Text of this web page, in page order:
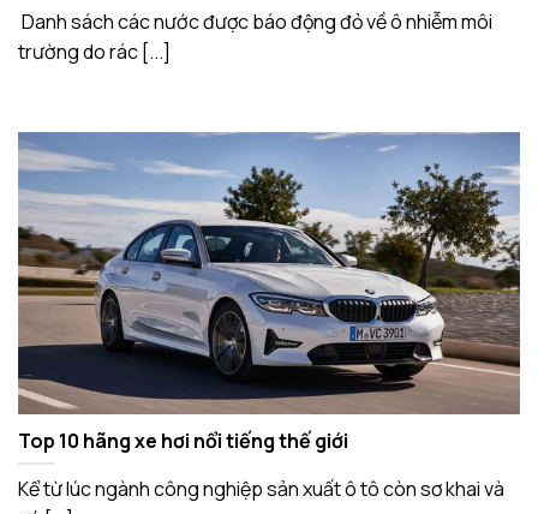
Danh sách các nước được báo động đỏ về ô nhiễm môi
trường do rác [...]
Top 10 hãng xe hơi nổi tiếng thế giới
Kể từ lúc ngành công nghiệp sản xuất ô tô còn sơ khai và